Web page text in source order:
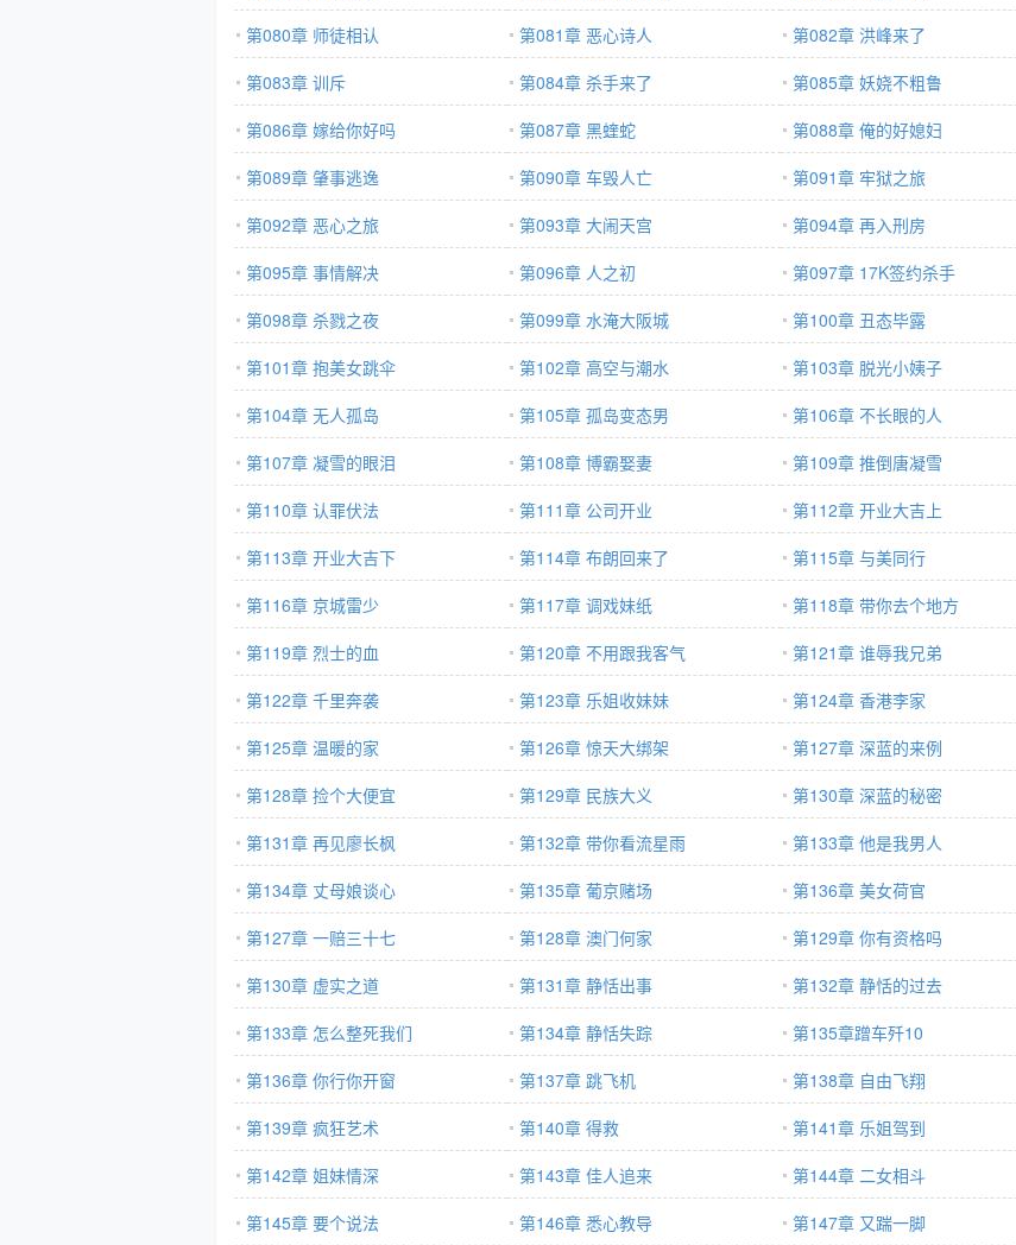
第080章 师徒相认
第081章 恶心诗人
第082章 洪峰来了
第083章 训斥
第084章 杀手来了
第085章 妖娆不粗鲁
第086章 嫁给你好吗
第087章 黑蝰蛇
第088章 俺的好媳妇
第089章 肇事逃逸
第090章 车毁人亡
第091章 牢狱之旅
第092章 恶心之旅
第093章 大闹天宫
第094章 再入刑房
第095章 事情解决
第096章 人之初
第097章 17K签约杀手
第098章 杀戮之夜
第099章 水淹大阪城
第100章 丑态毕露
第101章 抱美女跳伞
第102章 高空与潮水
第103章 脱光小姨子
第104章 无人孤岛
第105章 孤岛变态男
第106章 不长眼的人
第107章 凝雪的眼泪
第108章 博霸娶妻
第109章 推倒唐凝雪
第110章 认罪伏法
第111章 公司开业
第112章 开业大吉上
第113章 开业大吉下
第114章 布朗回来了
第115章 与美同行
第116章 京城雷少
第117章 调戏妹纸
第118章 带你去个地方
第119章 烈士的血
第120章 不用跟我客气
第121章 谁辱我兄弟
第122章 千里奔袭
第123章 乐姐收妹妹
第124章 香港李家
第125章 温暖的家
第126章 惊天大绑架
第127章 深蓝的来例
第128章 捡个大便宜
第129章 民族大义
第130章 深蓝的秘密
第131章 再见廖长枫
第132章 带你看流星雨
第133章 他是我男人
第134章 丈母娘谈心
第135章 葡京赌场
第136章 美女荷官
第127章 一赔三十七
第128章 澳门何家
第129章 你有资格吗
第130章 虚实之道
第131章 静恬出事
第132章 静恬的过去
第133章 怎么整死我们
第134章 静恬失踪
第135章蹭车歼10
第136章 你行你开窗
第137章 跳飞机
第138章 自由飞翔
第139章 疯狂艺术
第140章 得救
第141章 乐姐驾到
第142章 姐妹情深
第143章 佳人追来
第144章 二女相斗
第145章 要个说法
第146章 悉心教导
第147章 又踹一脚